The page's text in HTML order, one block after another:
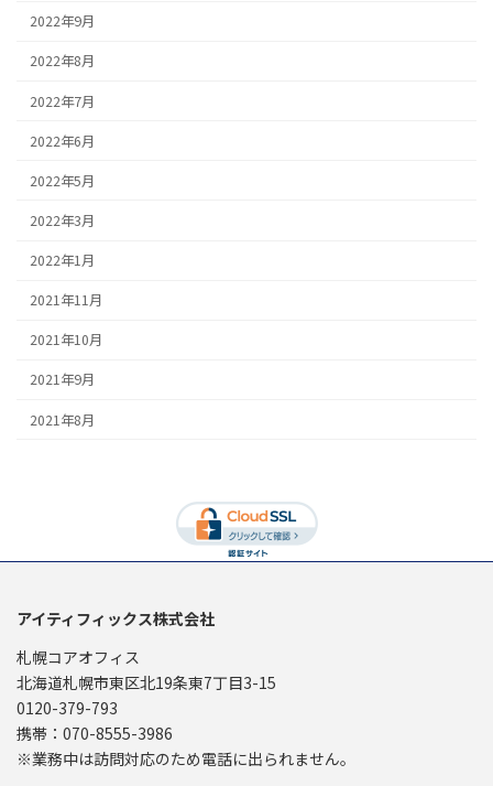
2022年9月
2022年8月
2022年7月
2022年6月
2022年5月
2022年3月
2022年1月
2021年11月
2021年10月
2021年9月
2021年8月
アイティフィックス株式会社
札幌コアオフィス
北海道札幌市東区北19条東7丁目3-15
0120-379-793
携帯：070-8555-3986
※業務中は訪問対応のため電話に出られません。